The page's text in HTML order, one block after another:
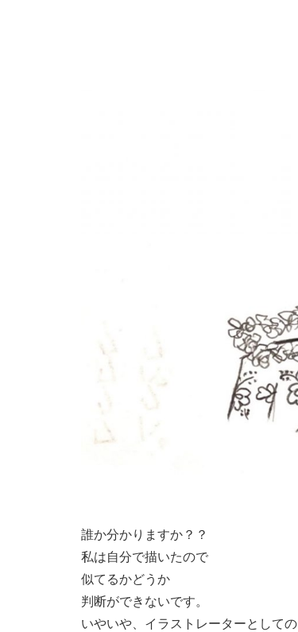
誰か分かりますか？？
私は自分で描いたので
似てるかどうか
判断ができないです。
いやいや、イラストレーターとしての